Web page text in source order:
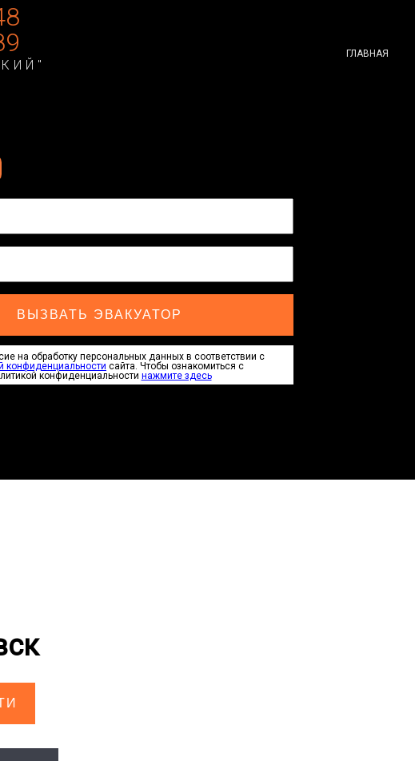
ГЛАВНАЯ
ВЫЗВАТЬ ЭВАКУАТОР
на обработку персональных данных в соответствии с
конфиденциальности сайта. Чтобы ознакомиться с
конфиденциальности нажмите здесь